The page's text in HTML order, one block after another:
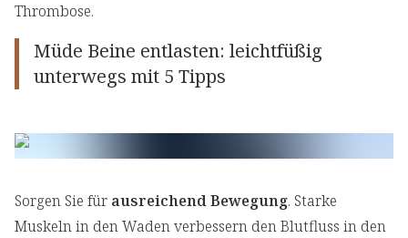
Thrombose.
Müde Beine entlasten: leichtfüßig
unterwegs mit 5 Tipps
Sorgen Sie für ausreichend Bewegung. Starke
Muskeln in den Waden verbessern den Blutfluss in den